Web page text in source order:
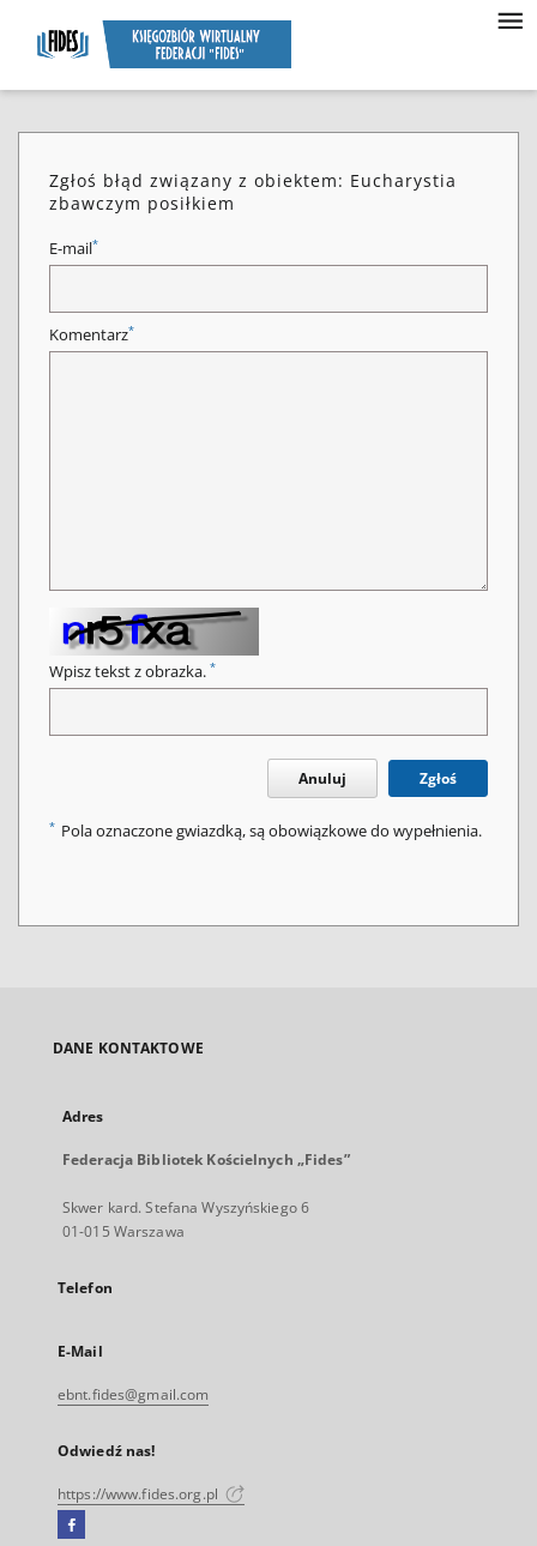
Zgłoś błąd związany z obiektem: Eucharystia
zbawczym posiłkiem
E-mail*
Komentarz*
Wpisz tekst z obrazka. *
Anuluj Zgłoś
* Pola oznaczone gwiazdką, są obowiązkowe do wypełnienia.
DANE KONTAKTOWE
Adres
Federacja Bibliotek Kościelnych „Fides”
Skwer kard. Stefana Wyszyńskiego 6
01-015 Warszawa
Telefon
E-Mail
ebnt.fides@gmail.com
Odwiedź nas!
https://www.fides.org.pl
Facebook